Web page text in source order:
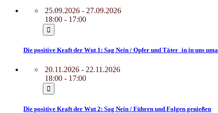
25.09.2026 - 27.09.2026
18:00 - 17:00
Die positive Kraft der Wut 1: Sag Nein / Opfer und Täter_in in uns
20.11.2026 - 22.11.2026
18:00 - 17:00
Die positive Kraft der Wut 2: Sag Nein / Führen und Folgen genießen